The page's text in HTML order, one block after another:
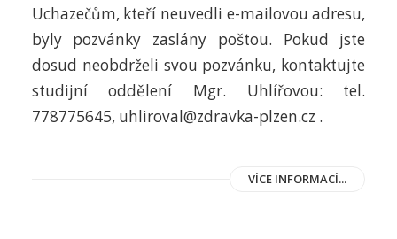
Uchazečům, kteří neuvedli e-mailovou adresu,
byly pozvánky zaslány poštou. Pokud jste
dosud neobdrželi svou pozvánku, kontaktujte
studijní oddělení Mgr. Uhlířovou: tel.
778775645, uhliroval@zdravka-plzen.cz .
VÍCE INFORMACÍ...